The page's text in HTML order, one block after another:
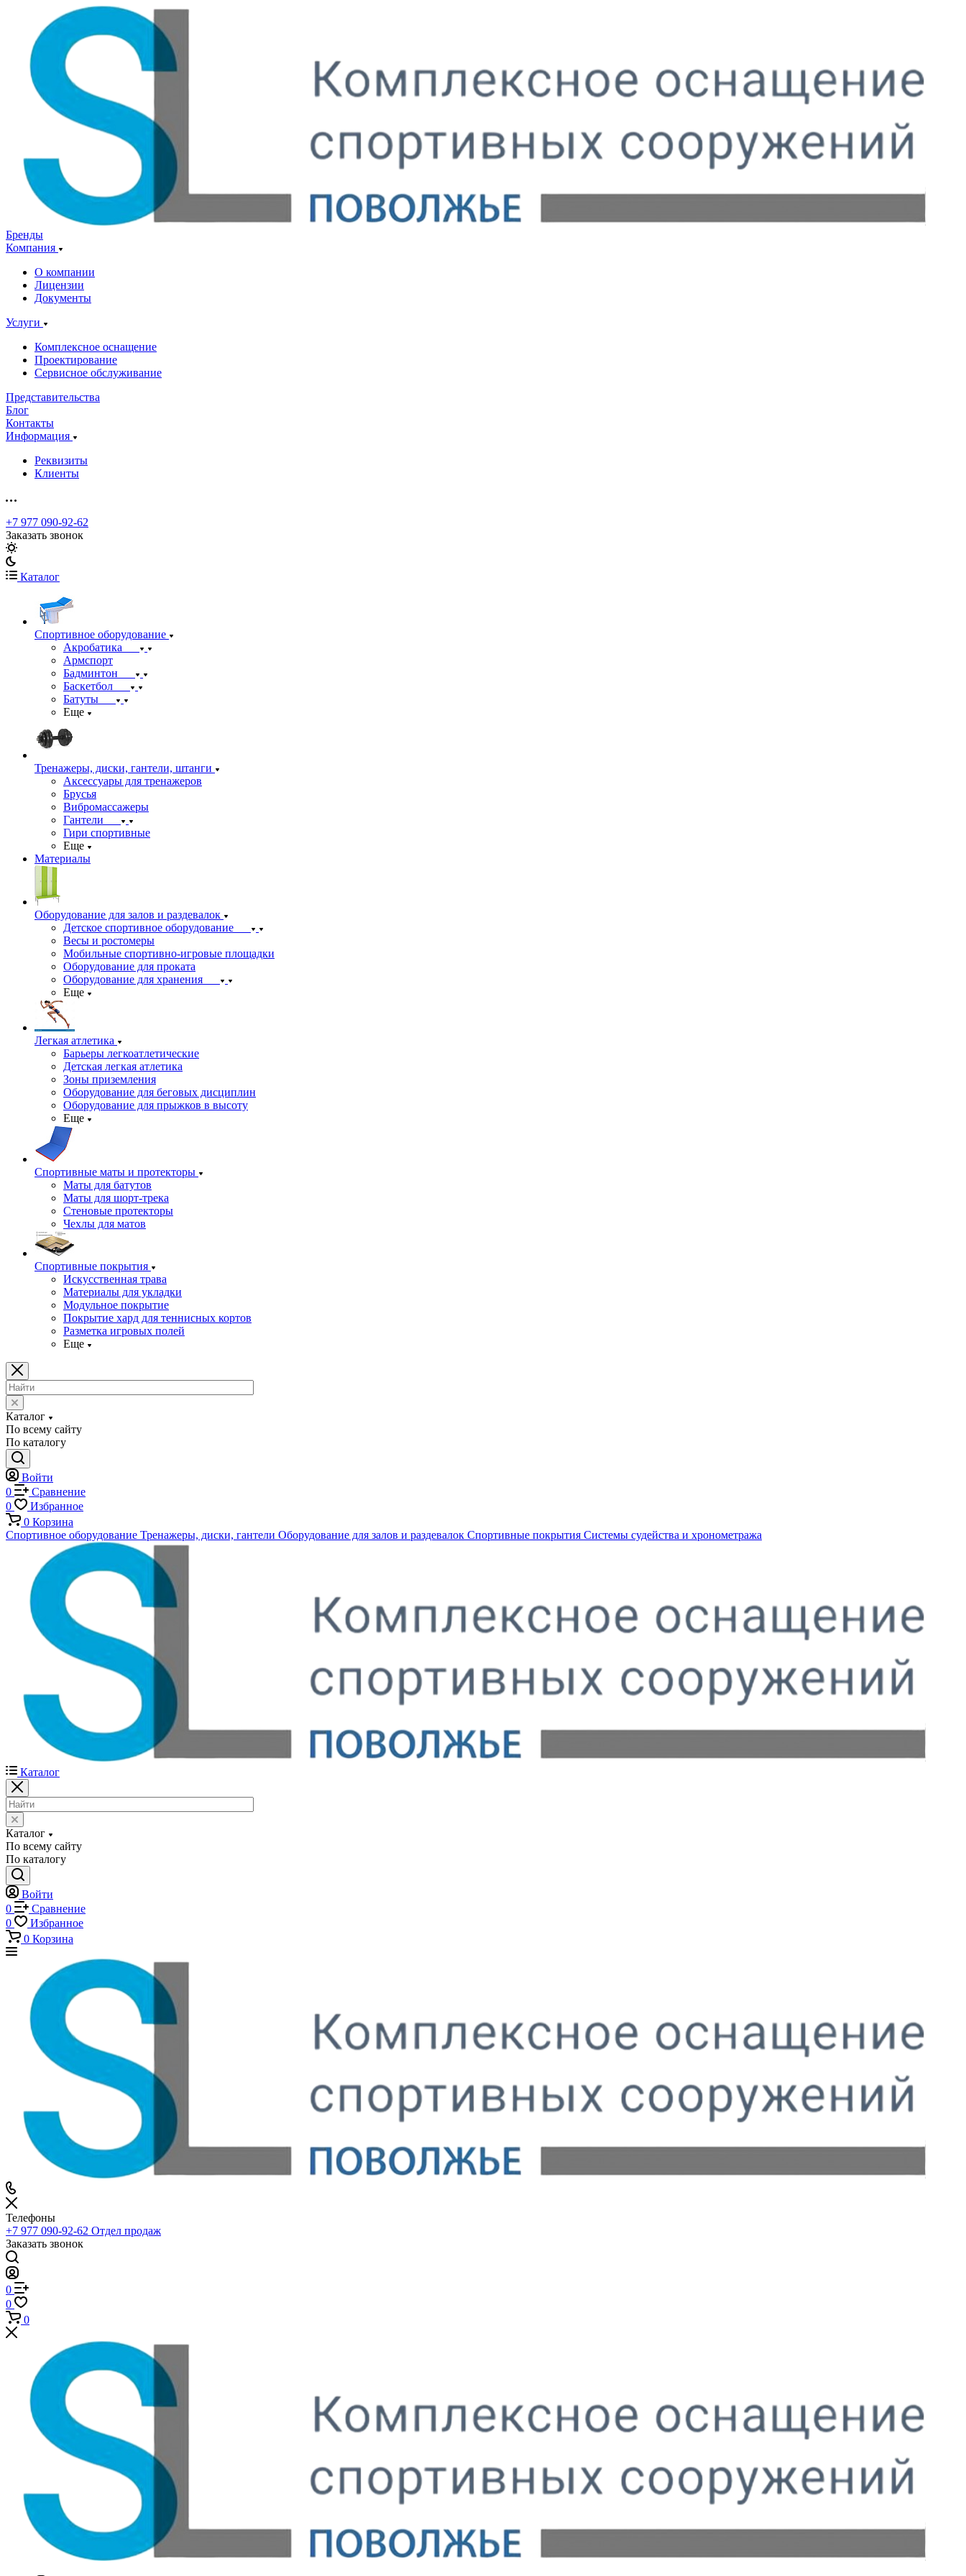
Бренды
Компания
О компании
Лицензии
Документы
Услуги
Комплексное оснащение
Проектирование
Сервисное обслуживание
Представительства
Блог
Контакты
Информация
Реквизиты
Клиенты
+7 977 090-92-62
Заказать звонок
Каталог
Спортивное оборудование
Акробатика
Армспорт
Бадминтон
Баскетбол
Батуты
Еще
Тренажеры, диски, гантели, штанги
Аксессуары для тренажеров
Брусья
Вибромассажеры
Гантели
Гири спортивные
Еще
Материалы
Оборудование для залов и раздевалок
Детское спортивное оборудование
Весы и ростомеры
Мобильные спортивно-игровые площадки
Оборудование для проката
Оборудование для хранения
Еще
Легкая атлетика
Барьеры легкоатлетические
Детская легкая атлетика
Зоны приземления
Оборудование для беговых дисциплин
Оборудование для прыжков в высоту
Еще
Спортивные маты и протекторы
Маты для батутов
Маты для шорт-трека
Стеновые протекторы
Чехлы для матов
Спортивные покрытия
Искусственная трава
Материалы для укладки
Модульное покрытие
Покрытие хард для теннисных кортов
Разметка игровых полей
Еще
Каталог
По всему сайту
По каталогу
Войти
0
Сравнение
0
Избранное
0 Корзина
Спортивное оборудование Тренажеры, диски, гантели Оборудование для залов и раздевалок Спортивные покрытия Системы судейства и хронометража
Каталог
Каталог
По всему сайту
По каталогу
Войти
0
Сравнение
0
Избранное
0 Корзина
Телефоны
+7 977 090-92-62 Отдел продаж
Заказать звонок
0
0
0